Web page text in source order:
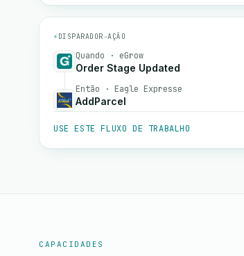
⚡ DISPARADOR→AÇÃO
Quando · eGrow
Order Stage Updated
Então · Eagle Expresse
AddParcel
USE ESTE FLUXO DE TRABALHO
CAPACIDADES